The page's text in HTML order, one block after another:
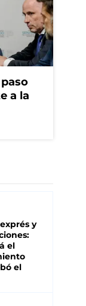
a la
y
el
el